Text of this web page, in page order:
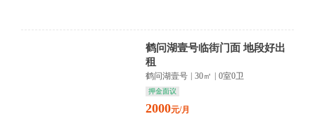
鹤问湖壹号临街门面 地段好出
租
鹤问湖壹号 | 30㎡ | 0室0卫
押金面议
2000元/月